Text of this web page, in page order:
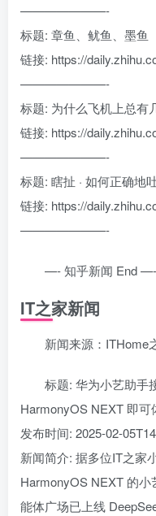
———————-
标题: 章鱼、鱿鱼、墨鱼
链接: https://
———————-
标题: 为什么飞机上总有
链接: https://
———————-
标题: 瞎扯 · 如何正确地
链接: https://
———————-
—- 知乎新闻 End —-
IT之家新闻
新闻来源：ITHome
标题: 华为小艺助手
HarmonyOS NEXT 即可
发布时间: 2025-02-
新闻简介: 据多位IT之家
HarmonyOS NEXT 的
能体广场已上线